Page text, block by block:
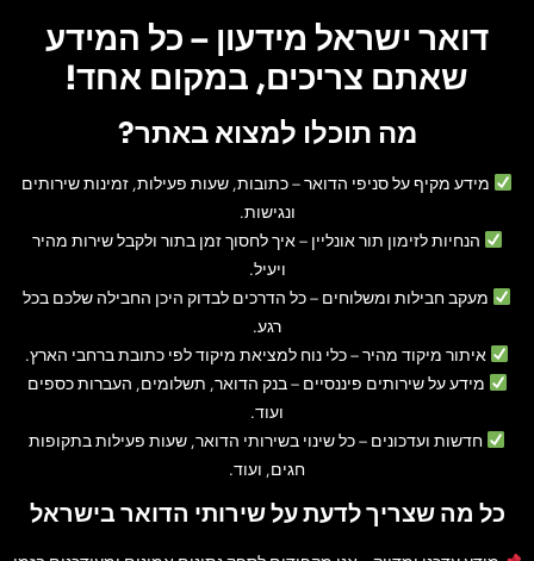
דואר ישראל מידעון – כל המידע
שאתם צריכים, במקום אחד!
מה תוכלו למצוא באתר?
מידע מקיף על סניפי הדואר– כתובות, שעות פעילות, זמינות שירותים
ונגישות.
הנחיות לזימון תור אונליין – איך לחסוך זמן בתור ולקבל שירות מהיר
ויעיל.
מעקב חבילות ומשלוחים – כל הדרכים לבדוק היכן החבילה שלכם בכל
רגע.
איתור מיקוד מהיר– כלי נוח למציאת מיקוד לפי כתובת ברחבי הארץ.
מידע על שירותים פיננסיים – בנק הדואר, תשלומים, העברות כספים
ועוד.
חדשות ועדכונים – כל שינוי בשירותי הדואר, שעות פעילות בתקופות
חגים, ועוד.
כל מה שצריך לדעת על שירותי הדואר בישראל